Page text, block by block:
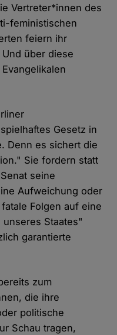
Vertreter*innen des
feministischen
feiern ihr
über diese
Gesetz in
Denn es sichert die
Sie fordern statt
seine
Aufweichung oder
Folgen auf eine
Staates"
garantierte
zum
die ihre
politische
Schau tragen,